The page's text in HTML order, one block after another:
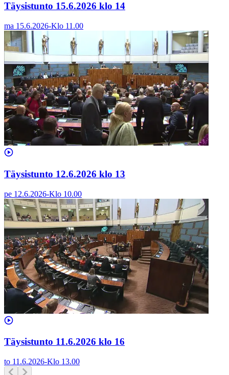
Täysistunto 15.6.2026 klo 14
ma 15.6.2026-Klo 11.00
Täysistunto 12.6.2026 klo 13
pe 12.6.2026-Klo 10.00
Täysistunto 11.6.2026 klo 16
to 11.6.2026-Klo 13.00